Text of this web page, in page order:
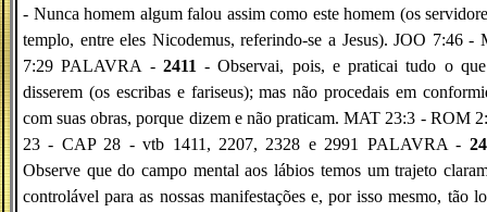
- Nunca homem algum falou assim como este homem (os
templo, entre eles Nicodemus, referindo-se a Jesus). JOO 7:46 -
7:29 PALAVRA - 2411 - Observai, pois, e praticai tudo o
disserem (os escribas e fariseus); mas não procedais em
com suas obras, porque dizem e não praticam. MAT 23:3 - ROM
23 - CAP 28 - vtb 1411, 2207, 2328 e 2991 PALAVRA -
Observe que do campo mental aos lábios temos um trajeto
controlável para as nossas manifestações e, por isso mesmo, tão